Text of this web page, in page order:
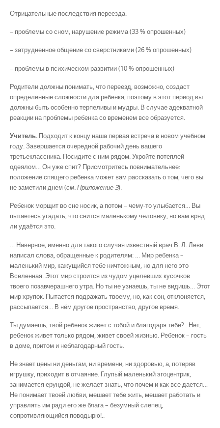
Отрицательные последствия переезда:
– проблемы со сном, нарушение режима (33 % опрошенных)
– затрудненное общение со сверстниками (26 % опрошенных)
– проблемы в психическом развитии (10 % опрошенных)
Родители должны понимать, что переезд, возможно, создаст
определенные сложности для ребенка, поэтому в этот период вы
должны быть особенно терпеливы и мудры. В случае адекватной
реакции на проблемы ребенка со временем все образуется.
Учитель. Подходит к концу наша первая встреча в новом учебном
году. Завершается очередной рабочий день вашего
третьеклассника. Посидите с ним рядом. Укройте потеплей
одеялом… Он уже спит? Присмотритесь повнимательнее:
положение спящего ребенка может вам рассказать о том, чего вы
не заметили днем (см. Приложение 3).
Ребенок морщит во сне носик, а потом – чему-то улыбается… Вы
пытаетесь угадать, что снится маленькому человеку, но вам вряд
ли удаётся это.
… Наверное, именно для такого случая известный врач В. Л. Леви
написал слова, обращенные к родителям: … Мир ребенка –
маленький мир, кажущийся тебе ничтожным, но для него это
Вселенная. Этот мир строится из чудом уцелевших кусочков
твоего позавчерашнего утра. Но ты не узнаешь, ты не видишь… Этот
мир хрупок. Пытается подражать твоему, но, как сон, отклоняется,
рассыпается… В нём другое пространство, другое время.
Ты думаешь, твой ребенок живет с тобой и благодаря тебе?.. Нет,
ребенок живет только рядом, живет своей жизнью. Ребенок – гость
в доме, притом и неблагодарный гость.
Не знает цены ни деньгам, ни времени, ни здоровью, а, потеряв
игрушку, приходит в отчаяние. Глупый маленький эгоцентрик,
занимается ерундой, не желает знать, что почем и как все дается…
Не понимает твоей любви, мешает тебе жить, мешает работать и
управлять им ради его же блага – безумный слепец,
сопротивляющийся поводырю!..